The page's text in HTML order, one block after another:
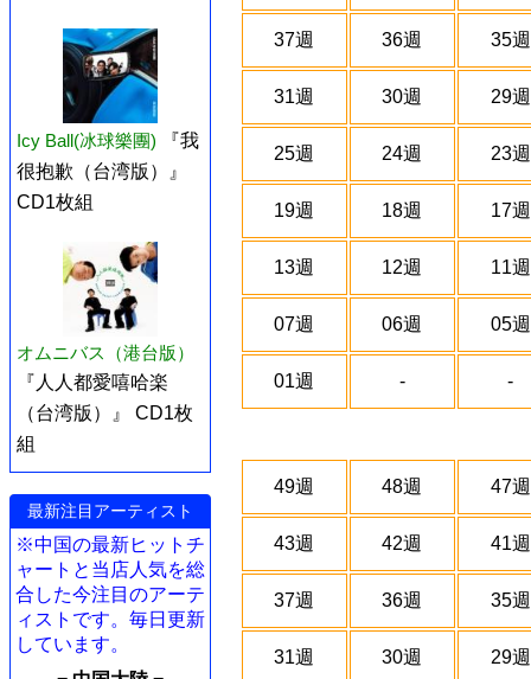
Icy Ball(冰球樂團)
『我
很抱歉（台湾版）』
CD1枚組
オムニバス（港台版）
『人人都愛嘻哈楽
（台湾版）』 CD1枚
組
最新注目アーティスト
※中国の最新ヒットチ
ャートと当店人気を総
合した今注目のアーテ
ィストです。毎日更新
しています。
37週 36週 35週
31週 30週 29週
25週 24週 23週
19週 18週 17週
13週 12週 11週
07週 06週 05週
01週 - -
49週 48週 47週
43週 42週 41週
37週 36週 35週
31週 30週 29週